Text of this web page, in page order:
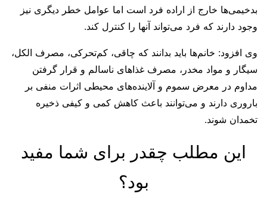
بدخیمی‌ها خارج از اراده فرد است اما عوامل خطر دیگری نیز
وجود دارند که فرد می‌تواند آنها را کنترل کند.
وی افزود: خانم‌ها باید بدانند که چاقی، کم‌تحرکی، مصرف الکل،
سیگار و مواد مخدر، مصرف غذاهای ناسالم و قرار گرفتن
مداوم در معرض سموم و آلاینده‌های محیطی اثرات منفی بر
باروری دارند و می‌توانند باعث کاهش کمی و کیفی ذخیره
تخمدان شوند.
این مطلب چقدر برای شما مفید
بود؟